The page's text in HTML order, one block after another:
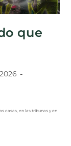
que
casas, en las tribunas y en